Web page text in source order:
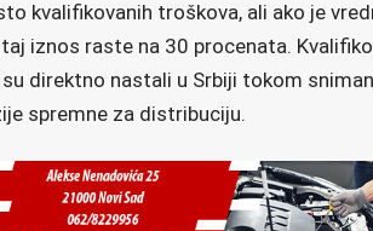
kvalifikovanih troškova, ali ako je
iznos raste na 30 procenata.
direktno nastali u Srbiji tokom
spremne za distribuciju.